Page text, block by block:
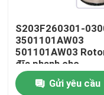
Nhà
S203F260301-
3501101AW03
501101AW03
đĩa phanh cho
Changan CS55
Gửi yêu cầu